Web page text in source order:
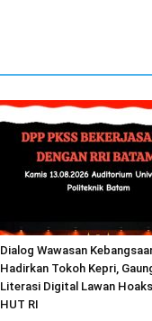
Dialog Wawasan
Hadirkan Tokoh Kepri,
Literasi Digital Lawan
HUT RI